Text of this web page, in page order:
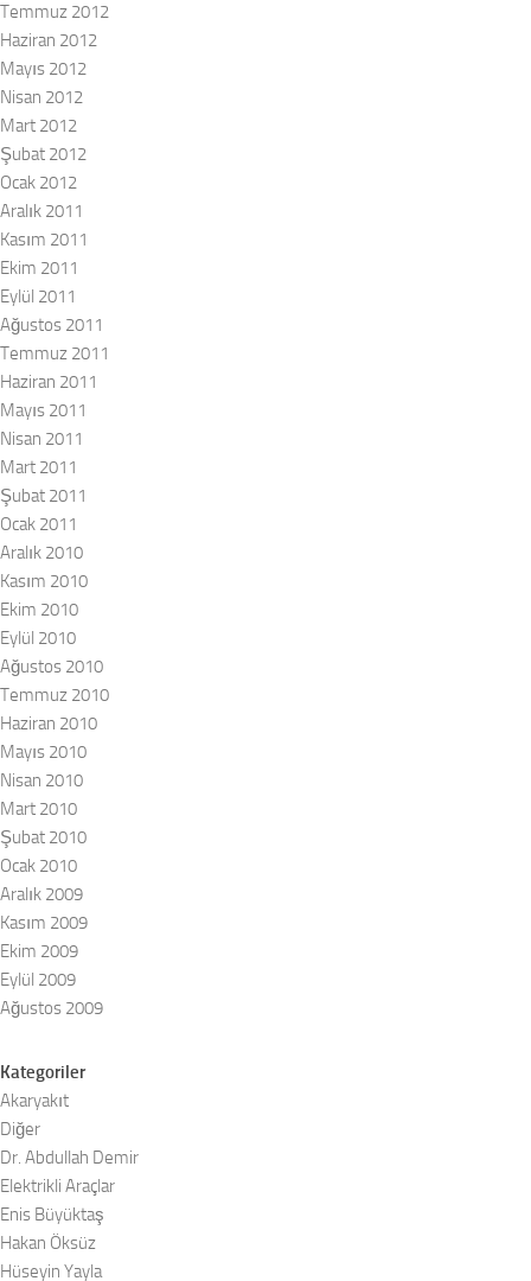
Temmuz 2012
Haziran 2012
Mayıs 2012
Nisan 2012
Mart 2012
Şubat 2012
Ocak 2012
Aralık 2011
Kasım 2011
Ekim 2011
Eylül 2011
Ağustos 2011
Temmuz 2011
Haziran 2011
Mayıs 2011
Nisan 2011
Mart 2011
Şubat 2011
Ocak 2011
Aralık 2010
Kasım 2010
Ekim 2010
Eylül 2010
Ağustos 2010
Temmuz 2010
Haziran 2010
Mayıs 2010
Nisan 2010
Mart 2010
Şubat 2010
Ocak 2010
Aralık 2009
Kasım 2009
Ekim 2009
Eylül 2009
Ağustos 2009
Kategoriler
Akaryakıt
Diğer
Dr. Abdullah Demir
Elektrikli Araçlar
Enis Büyüktaş
Hakan Öksüz
Hüseyin Yayla